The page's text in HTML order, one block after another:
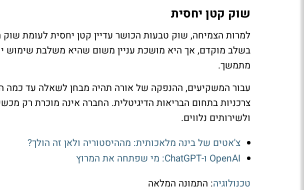
שוק קטן יחסית
למרות הצמיחה, שוק טבעות הכושר עדיין קטן יחסית לעומת
בשלב מוקדם, אך היא מושכת עניין משום שהיא משלבת שימוש
מתמשך.
עבור המשקיעים, ההנפקה של אורה תהיה מבחן לשאלה עד כמה
צרכניות בתחום הבריאות הדיגיטלית. החברה אינה מוכרת רק
ולשירותים נלווים.
צ'אטים של בינה מלאכותית: מההיסטוריה ולאן זה הולך?
OpenAI ו-ChatGPT: מי שפתחה את המרוץ
טכנולוגיה: התמונה המלאה